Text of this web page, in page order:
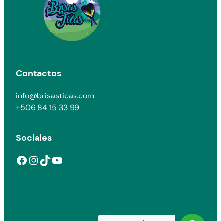
Contactos
info@brisasticas.com
+506 84 15 33 99
Sociales
Facebook InstagramTikTok YouTube